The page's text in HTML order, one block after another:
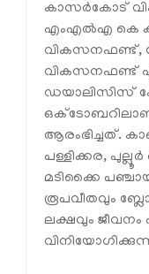
കാസര്‍കോട്
എംഎല്‍എ കെ
വികസനഫണ്ട്,
വികസനഫണ്ട്
ഡയാലിസിസ്
ഒക്ടോബറിലാണ്
ആരംഭിച്ചത്.
പള്ളിക്കര,
മടിക്കൈ
രൂപവീതവും
ലക്ഷവും ജീവനം